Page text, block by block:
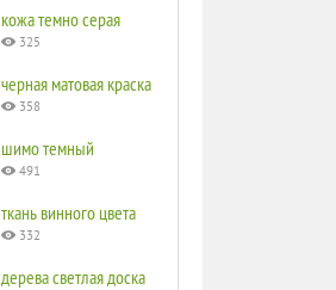
кожа темно серая
325
черная матовая краска
358
шимо темный
491
ткань винного цвета
332
дерева светлая доска